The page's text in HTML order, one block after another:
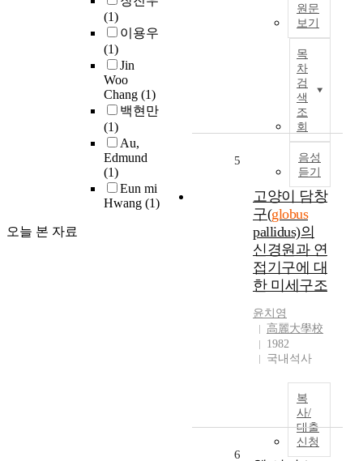
(1)
이용우
(1)
Jin
Woo
Chang (1)
백현만
(1)
Au,
Edmund
(1)
Eun mi
Hwang (1)
오늘 본 자료
역
리
념
라
원문
보기
목
차
검
색
조
회
음성
듣기
부
u
5
고양이 담창
구(globus
pallidus)의
신경원과 연
접기구에 대
한 미세구조
윤치영
高麗大學校
1982
국내석사
복
사/
대출
신청
6